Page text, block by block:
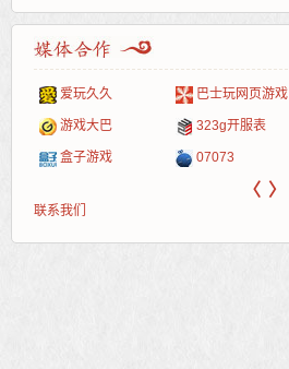
爱玩久久 巴士玩网页游戏
游戏大巴 323g开服表
盒子游戏 07073
〈 〉
联系我们